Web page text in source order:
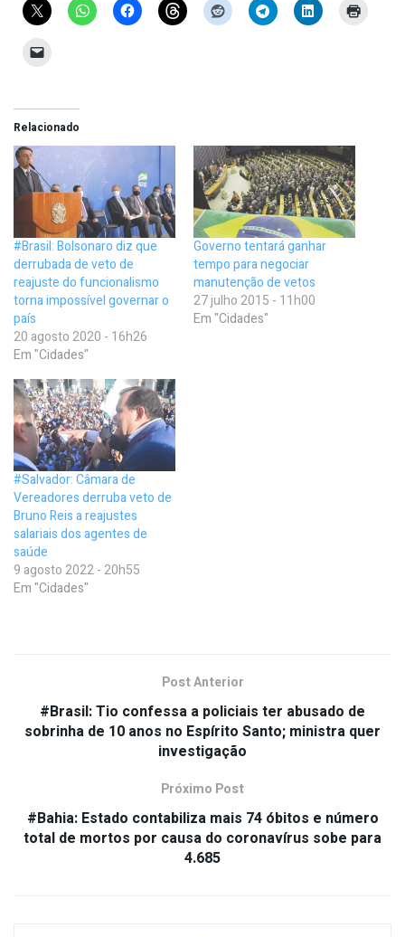
Relacionado
#Brasil: Bolsonaro diz que
derrubada de veto de
reajuste do funcionalismo
torna impossível governar o
país
20 agosto 2020 - 16h26
Em "Cidades"
Governo tentará ganhar
tempo para negociar
manutenção de vetos
27 julho 2015 - 11h00
Em "Cidades"
#Salvador: Câmara de
Vereadores derruba veto de
Bruno Reis a reajustes
salariais dos agentes de
saúde
9 agosto 2022 - 20h55
Em "Cidades"
Post Anterior
#Brasil: Tio confessa a policiais ter abusado de
sobrinha de 10 anos no Espírito Santo; ministra quer
investigação
Próximo Post
#Bahia: Estado contabiliza mais 74 óbitos e número
total de mortos por causa do coronavírus sobe para
4.685